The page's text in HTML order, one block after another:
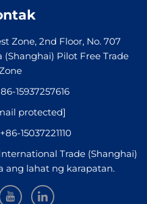
Zone, 2nd Floor, No. 707
Pilot Free Trade
15937257616
protected]
+86-15037221110
Trade (Shanghai)
ang lahat ng karapatan.